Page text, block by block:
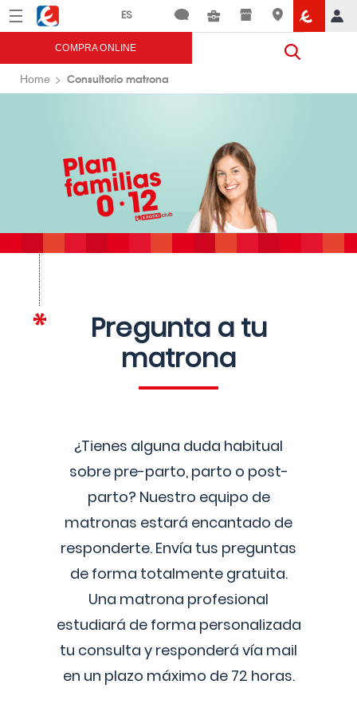
Menú Eroski
COMPRA ONLINE
Home Consultorio matrona
Pregunta a tu
matrona
¿Tienes alguna duda habitual
sobre pre-parto, parto o post-
parto? Nuestro equipo de
matronas estará encantado de
responderte. Envía tus preguntas
de forma totalmente gratuita.
Una matrona profesional
estudiará de forma personalizada
tu consulta y responderá vía mail
en un plazo máximo de 72 horas.